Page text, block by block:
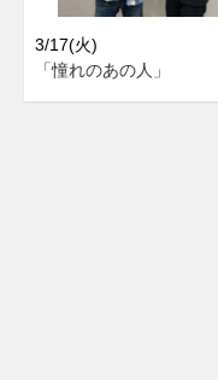
3/17(火)
「憧れのあの人」